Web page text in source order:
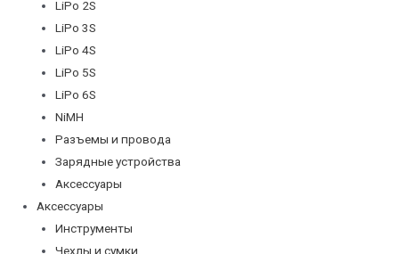
LiPo 2S
LiPo 3S
LiPo 4S
LiPo 5S
LiPo 6S
NiMH
Разъемы и провода
Зарядные устройства
Аксессуары
Аксессуары
Инструменты
Чехлы и сумки